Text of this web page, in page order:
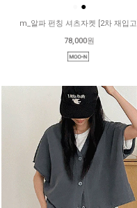
●
m_알파 펀칭 셔츠자켓 [2차 재입고]
78,000원